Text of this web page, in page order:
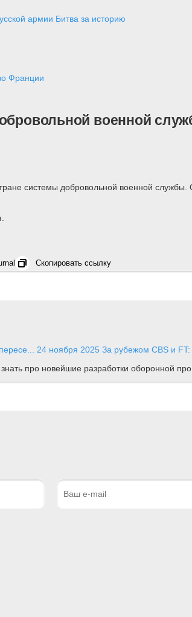
армии Битва за историю
Франции
военной
системы добровольной военной
Скопировать ссылку
24 ноября 2025 За рубежом CBS и
про новейшие разработки оборонной